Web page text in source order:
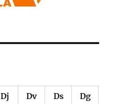
Dj Dv Ds Dg